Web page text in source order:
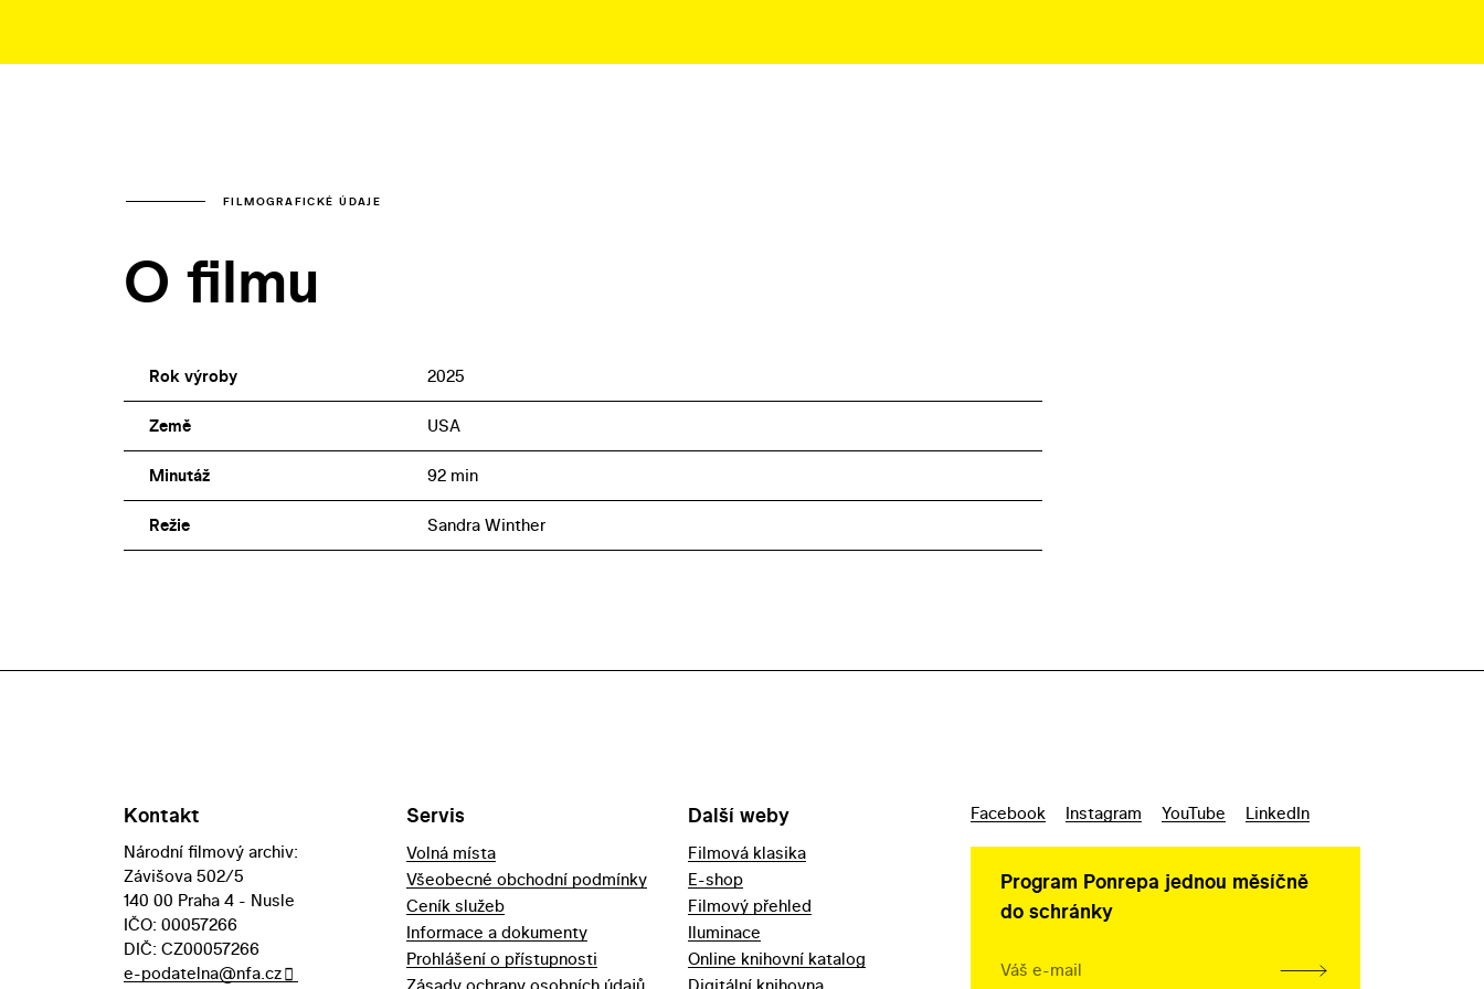
FILMOGRAFICKÉ ÚDAJE
O filmu
Rok výroby 2025
Země USA
Minutáž 92 min
Režie Sandra Winther
Kontakt
Národní filmový archiv:
Závišova 502/5
140 00 Praha 4 - Nusle
IČO: 00057266
DIČ: CZ00057266
e-podatelna@nfa.cz
Servis
Volná místa
Všeobecné obchodní podmínky
Ceník služeb
Informace a dokumenty
Prohlášení o přístupnosti
Další weby
Filmová klasika
E-shop
Filmový přehled
Iluminace
Online knihovní katalog
Facebook Instagram YouTube LinkedIn
Program Ponrepa jednou měsíčně
do schránky